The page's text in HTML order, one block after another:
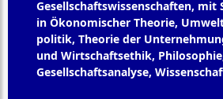
Gesellschaftswissenschaften, mit
in Ökonomischer Theorie,
politik, Theorie der
und Wirtschaftsethik,
Gesellschaftsanalyse,